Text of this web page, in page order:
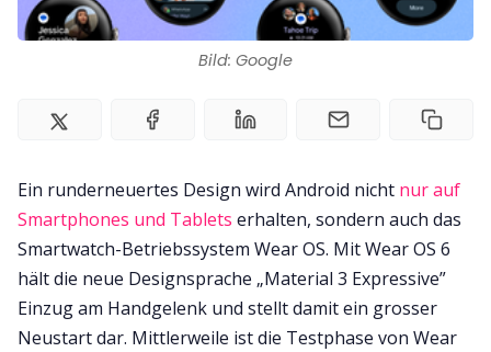
Bild: Google
Ein runderneuertes Design wird Android nicht nur auf
Smartphones und Tablets erhalten, sondern auch das
Smartwatch-Betriebssystem Wear OS. Mit Wear OS 6
hält die neue Designsprache „Material 3 Expressive”
Einzug am Handgelenk und stellt damit ein grosser
Neustart dar. Mittlerweile ist die Testphase von Wear